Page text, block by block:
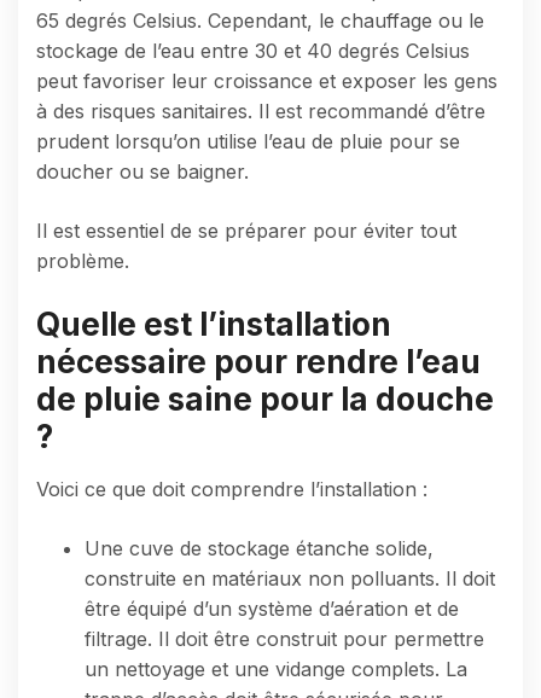
65 degrés Celsius. Cependant, le chauffage ou le
stockage de l’eau entre 30 et 40 degrés Celsius
peut favoriser leur croissance et exposer les gens
à des risques sanitaires. Il est recommandé d’être
prudent lorsqu’on utilise l’eau de pluie pour se
doucher ou se baigner.
Il est essentiel de se préparer pour éviter tout
problème.
Quelle est l’installation
nécessaire pour rendre l’eau
de pluie saine pour la douche
?
Voici ce que doit comprendre l’installation :
Une cuve de stockage étanche solide,
construite en matériaux non polluants. Il doit
être équipé d’un système d’aération et de
filtrage. Il doit être construit pour permettre
un nettoyage et une vidange complets. La